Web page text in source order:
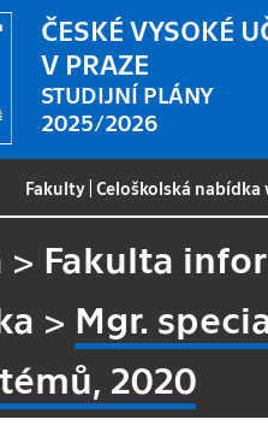
ČESKÉ VYSOKÉ
V PRAZE
STUDIJNÍ PLÁNY
2025/2026
Fakulty |Celoškolská
> Fakulta
> Mgr.
2020